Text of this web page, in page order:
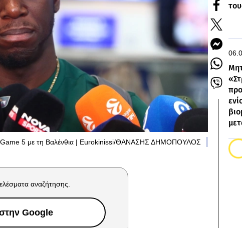
Game 5 με τη Βαλένθια | Eurokinissi/ΘΑΝΑΣΗΣ ΔΗΜΟΠΟΥΛΟΣ
αναζήτησης.
Google